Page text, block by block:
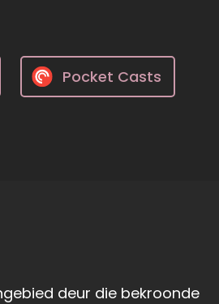
Pocket Casts
deur die bekroonde